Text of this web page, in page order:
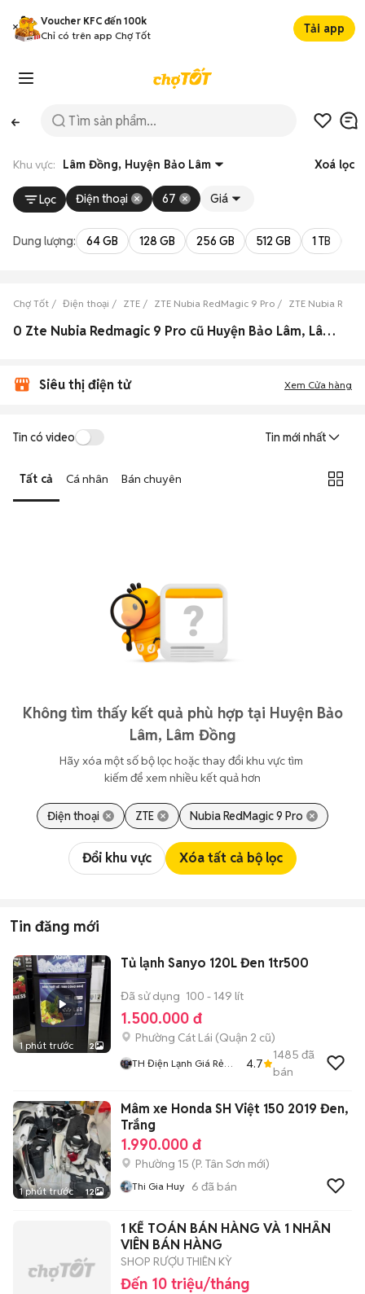
Voucher KFC đến 100k
Chỉ có trên app Chợ Tốt
Tải app
Khu vực: Lâm Đồng, Huyện Bảo Lâm Xoá lọc
Lọc Điện thoại 67 Giá
Dung lượng: 64 GB 128 GB 256 GB 512 GB 1 TB
Chợ Tốt Điện thoại ZTE ZTE Nubia RedMagic 9 Pro ZTE Nubia
0 Zte Nubia Redmagic 9 Pro cũ Huyện Bảo Lâm, Lâm Đồng đẹp
Siêu thị điện tử Xem Cửa hàng
Tin có video Tin mới nhất
Tất cả Cá nhân Bán chuyên
Không tìm thấy kết quả phù hợp tại Huyện Bảo
Lâm, Lâm Đồng
Hãy xóa một số bộ lọc hoặc thay đổi khu vực tìm
kiếm để xem nhiều kết quả hơn
Điện thoại ZTE Nubia RedMagic 9 Pro
Đổi khu vực Xóa tất cả bộ lọc
Tin đăng mới
1 phút trước 2
Tủ lạnh Sanyo 120L Đen 1tr500
Đã sử dụng 100 - 149 lít
1.500.000 đ
Phường Cát Lái (Quận 2 cũ)
TH Điện Lạnh Giá Rẻ
4.7
1485 đã
bán
1 phút trước 12
Mâm xe Honda SH Việt 150 2019 Đen,
Trắng
1.990.000 đ
Phường 15 (P. Tân Sơn mới)
Thi Gia Huy 6 đã bán
1 KẾ TOÁN BÁN HÀNG VÀ 1 NHÂN
VIÊN BÁN HÀNG
SHOP RƯỢU THIÊN KỲ
Đến 10 triệu/tháng